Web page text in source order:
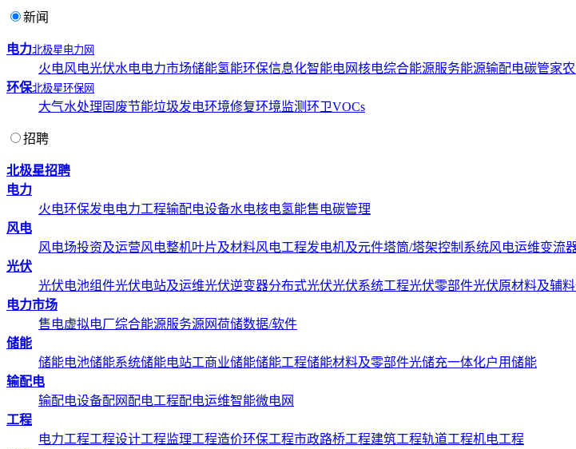
新闻
电力北极星电力网
火电风电光伏水电电力市场储能氢能环保信息化智能电网核电综合能源服务能源输配电碳管家
环保北极星环保网
大气水处理 固废节能垃圾发电环境修复环境监测环卫VOCs
招聘
北极星招聘
电力
火电环保发电电力工程输配电设备水电核电氢能售电碳管理
风电
风电场投资及运营风电整机叶片及材料风电工程发电机及元件塔筒/塔架控制系统风电运维变流
光伏
光伏电池组件光伏电站及运维光伏逆变器分布式光伏光伏系统工程光伏零部件光伏原材料及辅料
电力市场
售电虚拟电厂综合能源服务源网荷储数据/软件
储能
储能电池储能系统储能电站工商业储能储能工程储能材料及零部件光储充一体化户用储能
输配电
输配电设备配网配电工程配电运维智能微电网
工程
电力工程工程设计工程监理工程造价环保工程市政路桥工程建筑工程轨道工程机电工程